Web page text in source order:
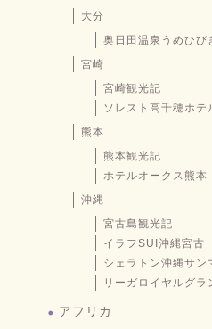
大分
奥日田温泉うめひび
宮崎
宮崎観光記
ソレスト高千穂ホテ
熊本
熊本観光記
ホテルオークス熊本
沖縄
宮古島観光記
イラフSUI沖縄宮古
シェラトン沖縄サン
リーガロイヤルグラ
アフリカ